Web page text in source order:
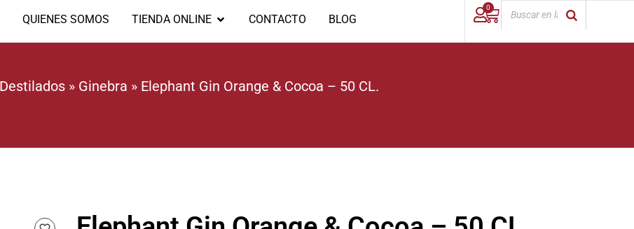
QUIENES SOMOS TIENDA ONLINE CONTACTO BLOG
0
Destilados» Ginebra » Elephant Gin Orange & Cocoa – 50 CL.